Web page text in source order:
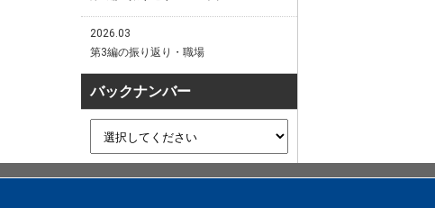
2026.03
第3編の振り返り・職場
バックナンバー